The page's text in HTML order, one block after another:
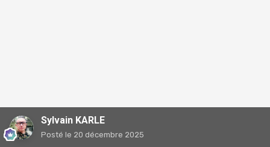
Sylvain KARLE
Posté le 20 décembre 2025